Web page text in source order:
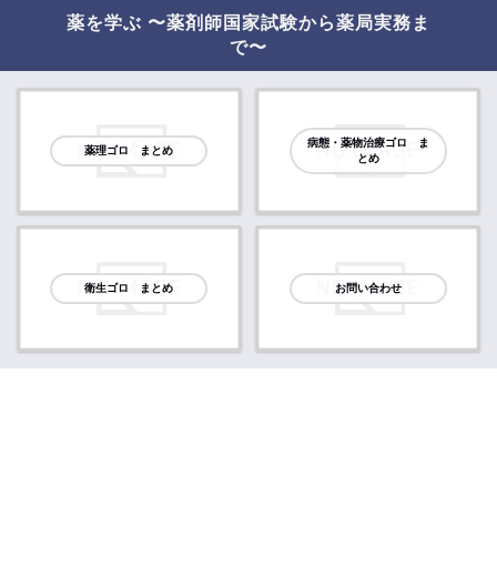
薬を学ぶ 〜薬剤師国家試験から薬局実務ま
で〜
薬理ゴロ まとめ
病態・薬物治療ゴロ ま
とめ
衛生ゴロ まとめ お問い合わせ